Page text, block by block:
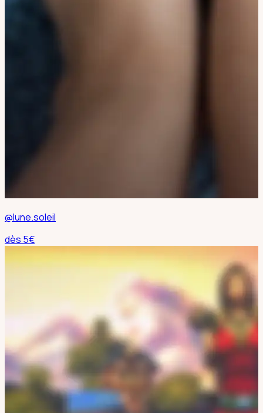
@lune.soleil
dès 5€